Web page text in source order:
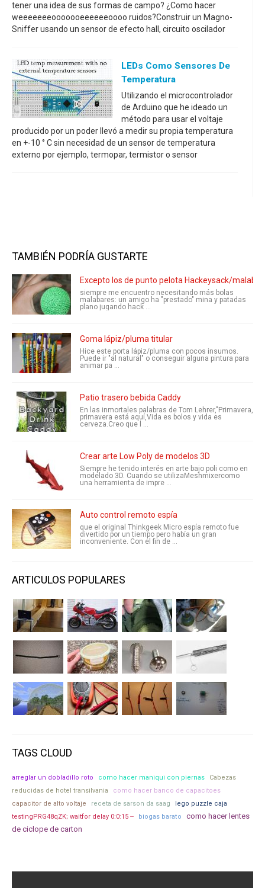
tener una idea de sus formas de campo? ¿Como hacer
weeeeeeeooooooeeeeeeoooo ruidos?Construir un Magno-
Sniffer usando un sensor de efecto hall, circuito oscilador
LEDs Como Sensores De
Temperatura
Utilizando el microcontrolador
de Arduino que he ideado un
método para usar el voltaje
producido por un poder llevó a medir su propia temperatura
en +-10 ° C sin necesidad de un sensor de temperatura
externo por ejemplo, termopar, termistor o sensor
TAMBIÉN PODRÍA GUSTARTE
Excepto los de punto pelota Hackeysack/
siempre me encuentro necesitando más bolas
malabares: un amigo ha "prestado" mina y patadas
plano jugando hack ...
Goma lápiz/pluma titular
Hice este porta lápiz/pluma con pocos insumos.
Puede ir "al natural" o conseguir alguna pintura para
animar pa ...
Patio trasero bebida Caddy
En las inmortales palabras de Tom Lehrer,"Primavera,
primavera está aquí,Vida es bolos y vida es
cerveza.Creo que l ...
Crear arte Low Poly de modelos 3D
Siempre he tenido interés en arte bajo poli como en
modelado 3D. Cuando se utilizaMeshmixercomo
una herramienta de impre ...
Auto control remoto espía
que el original Thinkgeek Micro espía remoto fue
divertido por un tiempo pero había un gran
inconveniente. Con el fin de ...
ARTICULOS POPULARES
TAGS CLOUD
arreglar un dobladillo roto como hacer maniqui con piernas
Cabezas
reducidas de hotel transilvania
como hacer banco de capacitoes
capacitor de alto voltaje
receta de sarson da saag
lego puzzle caja
testingPRG48qZK; waitfor delay 0:0:15 --
biogas barato
como hacer lentes
de ciclope de carton